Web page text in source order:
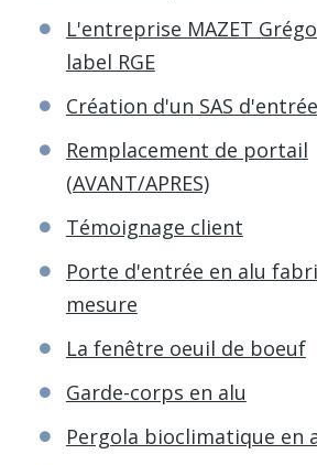
L'entreprise MAZET
label RGE
Création d'un SAS d'entrée
Remplacement de portail
(AVANT/APRES)
Témoignage client
Porte d'entrée en alu
mesure
La fenêtre oeuil de boeuf
Garde-corps en alu
Pergola bioclimatique en